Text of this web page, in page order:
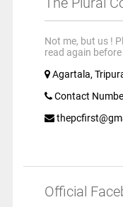
Not me, but us !
read again
Agartala,
Contact
Official